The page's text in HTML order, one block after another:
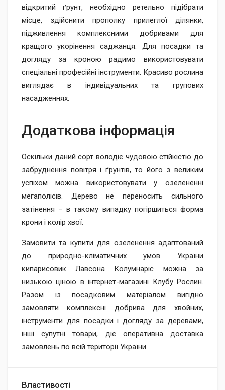
відкритий ґрунт, необхідно ретельно підібрати
місце, здійснити прополку прилеглої ділянки,
підживлення комплексними добривами для
кращого укорінення саджанця. Для посадки та
догляду за кроною радимо використовувати
спеціальні професійні інструменти. Красиво рослина
виглядає в індивідуальних та групових
насадженнях.
Додаткова інформація
Оскільки даний сорт володіє чудовою стійкістю до
забруднення повітря і ґрунтів, то його з великим
успіхом можна використовувати у озелененні
мегаполісів. Дерево не переносить сильного
затінення – в такому випадку погіршиться форма
крони і колір хвої.
Замовити та купити для озеленення адаптований
до природно-кліматичних умов України
кипарисовик Лавсона Колумнаріс можна за
низькою ціною в інтернет-магазині Клубу Рослин.
Разом із посадковим матеріалом вигідно
замовляти комплексні добрива для хвойних,
інструменти для посадки і догляду за деревами,
інші супутні товари, діє оперативна доставка
замовлень по всій території України.
Властивості